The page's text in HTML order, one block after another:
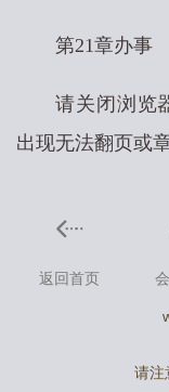
第21章办事
请关闭浏览
出现无法翻页或
返回首页
请注